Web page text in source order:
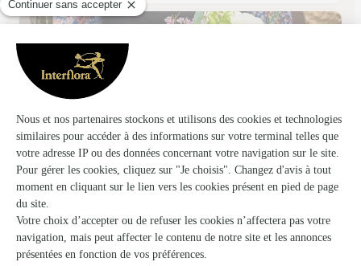
Fleurs et Passion
Anould
4.3 (63)
52 A, rue de Gerardmer
Voir la boutique